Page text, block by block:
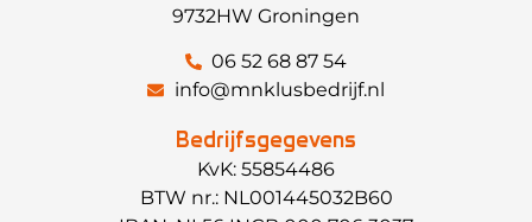
9732HW Groningen
06 52 68 87 54
info@mnklusbedrijf.nl
Bedrijfsgegevens
KvK: 55854486
BTW nr.: NL001445032B60